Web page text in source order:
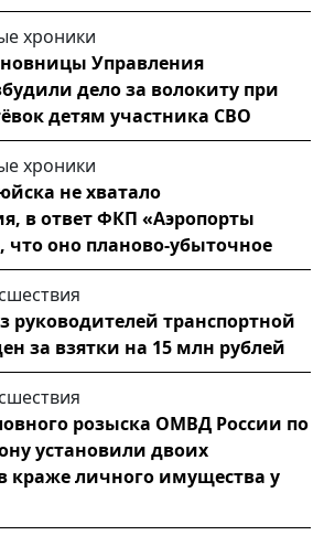
хроники
Управления
дело за волокиту при
детям участника СВО
хроники
не хватало
в ответ ФКП «Аэропорты
что оно планово-убыточное
руководителей транспортной
за взятки на 15 млн рублей
розыска ОМВД России по
установили двоих
краже личного имущества у